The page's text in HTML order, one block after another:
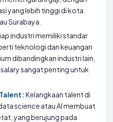
yang lebih tinggi di kota
Surabaya.
industri memiliki standar
teknologi dan keuangan
dibandingkan industri lain,
sangat penting untuk
Kelangkaan talent di
science atau AI membuat
yang berujung pada